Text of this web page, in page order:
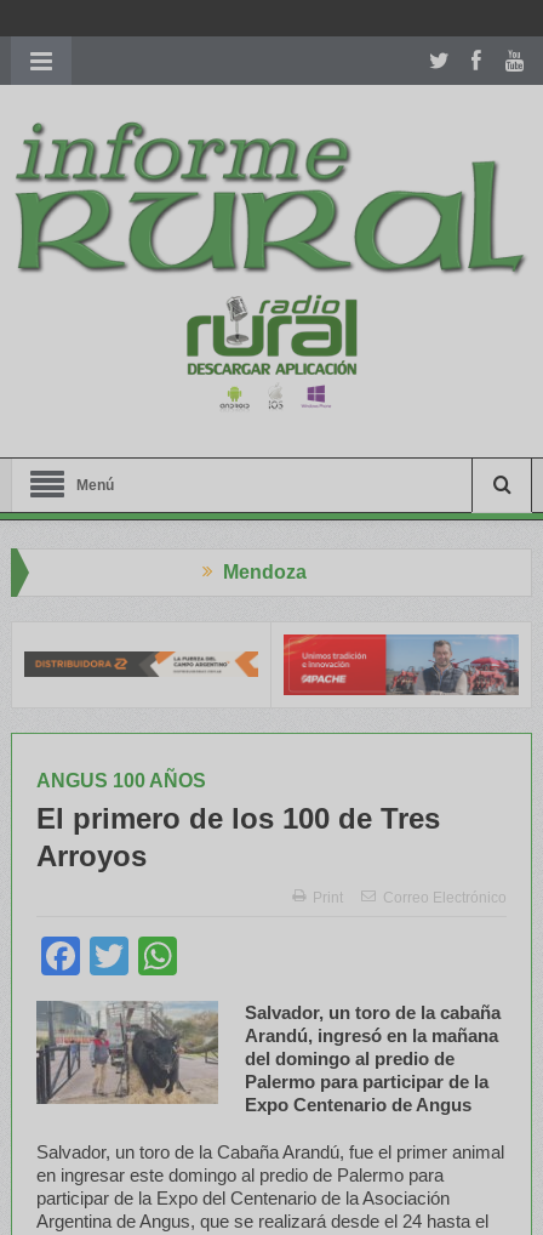
richardmillereplica
women.patekphilippe.tofor sale in usa recognized command with
dining room table ceremony. welcome to our
perfectwatches.is
shop. best youngsexdoll.comwith professional customer
services. 1: 1 design high
https://reallydiamond.com/
Menú
ANGUS 100 AÑOS
El primero de los 100 de Tres
Arroyos
Print Correo Electrónico
Facebook
Twitter
Salvador, un toro de la cabaña
Arandú, ingresó en la mañana
del domingo al predio de
Palermo para participar de la
Expo Centenario de Angus
Salvador, un toro de la Cabaña Arandú, fue el primer animal
en ingresar este domingo al predio de Palermo para
participar de la Expo del Centenario de la Asociación
Argentina de Angus, que se realizará desde el 24 hasta el